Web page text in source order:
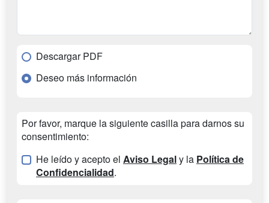
Descargar PDF
Deseo más información
Por favor, marque la siguiente casilla para darnos su
consentimiento:
He leído y acepto el Aviso Legaly la Política de
Confidencialidad.